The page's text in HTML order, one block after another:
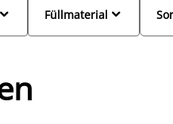

Füllmaterial